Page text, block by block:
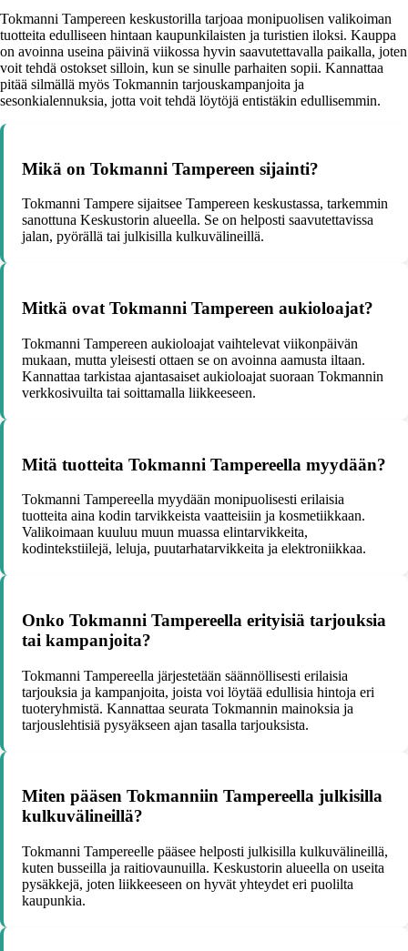
Tokmanni Tampereen keskustorilla tarjoaa monipuolisen valikoiman
tuotteita edulliseen hintaan kaupunkilaisten ja turistien iloksi. Kauppa
on avoinna useina päivinä viikossa hyvin saavutettavalla paikalla, joten
voit tehdä ostokset silloin, kun se sinulle parhaiten sopii. Kannattaa
pitää silmällä myös Tokmannin tarjouskampanjoita ja
sesonkialennuksia, jotta voit tehdä löytöjä entistäkin edullisemmin.
Mikä on Tokmanni Tampereen sijainti?
Tokmanni Tampere sijaitsee Tampereen keskustassa, tarkemmin
sanottuna Keskustorin alueella. Se on helposti saavutettavissa
jalan, pyörällä tai julkisilla kulkuvälineillä.
Mitkä ovat Tokmanni Tampereen aukioloajat?
Tokmanni Tampereen aukioloajat vaihtelevat viikonpäivän
mukaan, mutta yleisesti ottaen se on avoinna aamusta iltaan.
Kannattaa tarkistaa ajantasaiset aukioloajat suoraan Tokmannin
verkkosivuilta tai soittamalla liikkeeseen.
Mitä tuotteita Tokmanni Tampereella myydään?
Tokmanni Tampereella myydään monipuolisesti erilaisia
tuotteita aina kodin tarvikkeista vaatteisiin ja kosmetiikkaan.
Valikoimaan kuuluu muun muassa elintarvikkeita,
kodintekstiilejä, leluja, puutarhatarvikkeita ja elektroniikkaa.
Onko Tokmanni Tampereella erityisiä tarjouksia
tai kampanjoita?
Tokmanni Tampereella järjestetään säännöllisesti erilaisia
tarjouksia ja kampanjoita, joista voi löytää edullisia hintoja eri
tuoteryhmistä. Kannattaa seurata Tokmannin mainoksia ja
tarjouslehtisiä pysyäkseen ajan tasalla tarjouksista.
Miten pääsen Tokmanniin Tampereella julkisilla
kulkuvälineillä?
Tokmanni Tampereelle pääsee helposti julkisilla kulkuvälineillä,
kuten busseilla ja raitiovaunuilla. Keskustorin alueella on useita
pysäkkejä, joten liikkeeseen on hyvät yhteydet eri puolilta
kaupunkia.